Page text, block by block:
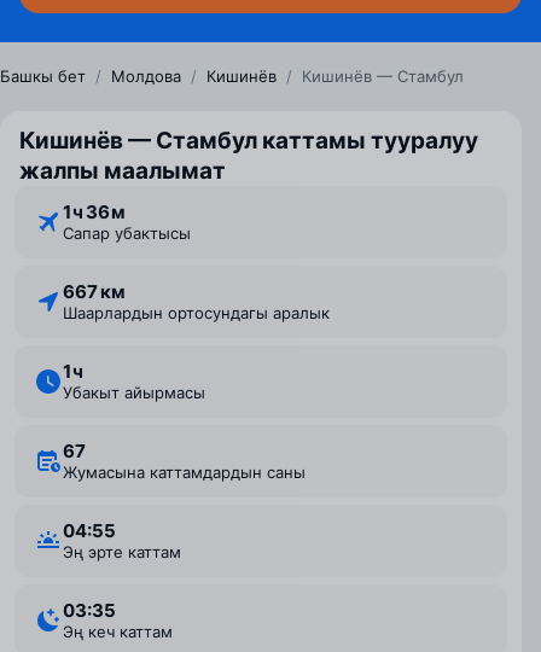
Башкы бет / Молдова / Кишинёв / Кишинёв — Стамбул
Кишинёв — Стамбул каттамы тууралуу
жалпы маалымат
1 ⁠ч 36 ⁠м
Сапар убактысы
667 км
Шаарлардын ортосундагы аралык
1 ⁠ч
Убакыт айырмасы
67
Жумасына каттамдардын саны
04:55
Эң эрте каттам
03:35
Эң кеч каттам